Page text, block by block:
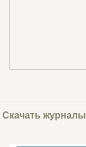
Скачать журналы